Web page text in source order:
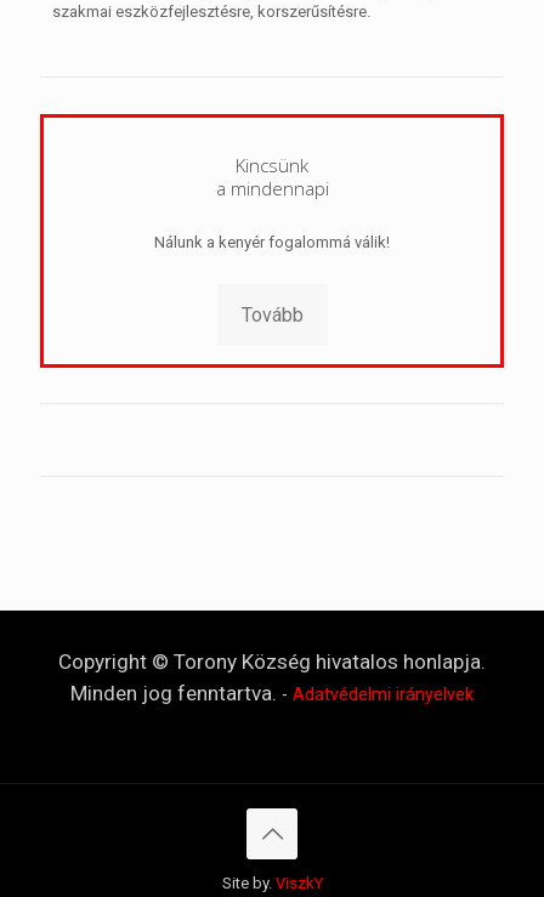
szakmai eszközfejlesztésre, korszerűsítésre.
Kincsünk
a mindennapi
Nálunk a kenyér fogalommá válik!
Tovább
Copyright © Torony Község hivatalos honlapja.
Minden jog fenntartva. - Adatvédelmi irányelvek
Site by. ViszkY